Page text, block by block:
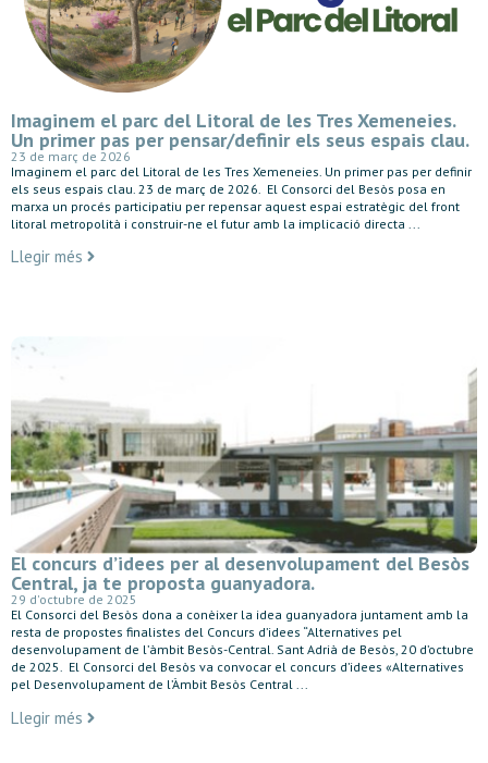
Imaginem el parc del Litoral de les Tres Xemeneies.
Un primer pas per pensar/definir els seus espais clau.
23 de març de 2026
Imaginem el parc del Litoral de les Tres Xemeneies. Un primer pas per definir
els seus espais clau. 23 de març de 2026. El Consorci del Besòs posa en
marxa un procés participatiu per repensar aquest espai estratègic del front
litoral metropolità i construir-ne el futur amb la implicació directa ...
Llegir més
El concurs d’idees per al desenvolupament del Besòs
Central, ja te proposta guanyadora.
29 d'octubre de 2025
El Consorci del Besòs dona a conèixer la idea guanyadora juntament amb la
resta de propostes finalistes del Concurs d’idees “Alternatives pel
desenvolupament de l’àmbit Besòs-Central. Sant Adrià de Besòs, 20 d’octubre
de 2025. El Consorci del Besòs va convocar el concurs d’idees «Alternatives
pel Desenvolupament de l’Àmbit Besòs Central ...
Llegir més